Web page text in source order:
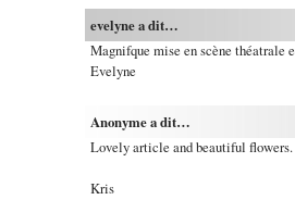
evelyne a dit…
Magnifque mise en scène théatrale
Evelyne
Anonyme a dit…
Lovely article and beautiful flowers.
Kris